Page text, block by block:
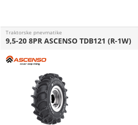
Traktorske pnevmatike
9,5-20 8PR ASCENSO TDB121 (R-1W)